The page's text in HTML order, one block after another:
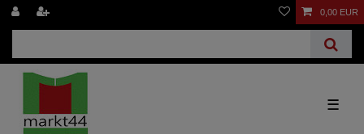
0,00 EUR
☰